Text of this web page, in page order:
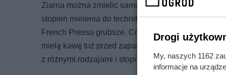
Ziarna można zmielić samodzielnie – ręcznie (w
stopień mielenia do techniki parzenia. Do
French Pressu grubsze. Coraz większą
mielą kawę tuż przed zaparzeniem. Taka kawa nie
z różnymi rodzajami i stopniami palenia, dając
Drogi
My, naszych 1162
informacje na